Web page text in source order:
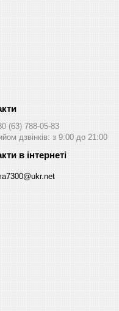
(63) 788-05-83
дзвінків: з 9:00 до 21:00